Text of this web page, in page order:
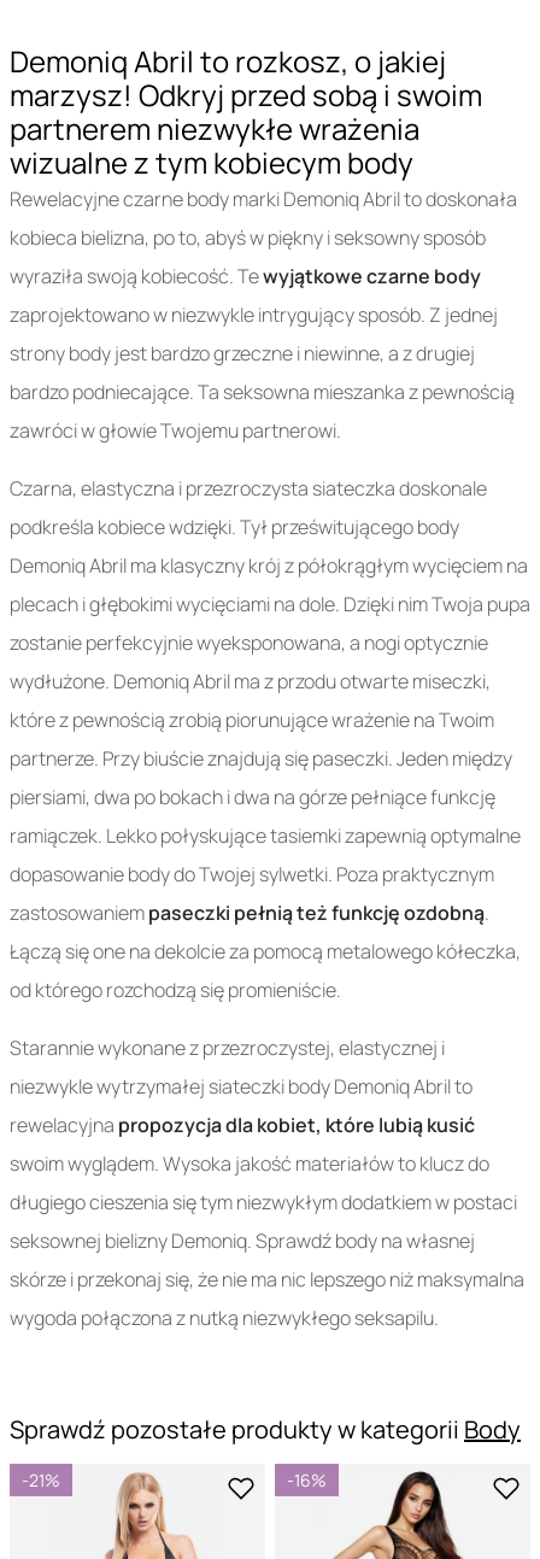
Demoniq Abril to rozkosz, o jakiej
marzysz! Odkryj przed sobą i swoim
partnerem niezwykłe wrażenia
wizualne z tym kobiecym body
Rewelacyjne czarne body marki Demoniq Abril to doskonała
kobieca bielizna, po to, abyś w piękny i seksowny sposób
wyraziła swoją kobiecość. Tewyjątkowe czarne body
zaprojektowano w niezwykle intrygujący sposób. Z jednej
strony body jest bardzo grzeczne i niewinne, a z drugiej
bardzo podniecające. Ta seksowna mieszanka z pewnością
zawróci w głowie Twojemu partnerowi.
Czarna, elastyczna i przezroczysta siateczka doskonale
podkreśla kobiece wdzięki. Tył prześwitującego body
Demoniq Abril ma klasyczny krój z półokrągłym wycięciem na
plecach i głębokimi wycięciami na dole. Dzięki nim Twoja pupa
zostanie perfekcyjnie wyeksponowana, a nogi optycznie
wydłużone. Demoniq Abril ma z przodu otwarte miseczki,
które z pewnością zrobią piorunujące wrażenie na Twoim
partnerze. Przy biuście znajdują się paseczki. Jeden między
piersiami, dwa po bokach i dwa na górze pełniące funkcję
ramiączek. Lekko połyskujące tasiemki zapewnią optymalne
dopasowanie body do Twojej sylwetki. Poza praktycznym
zastosowaniempaseczki pełnią też funkcję ozdobną.
Łączą się one na dekolcie za pomocą metalowego kółeczka,
od którego rozchodzą się promieniście.
Starannie wykonane z przezroczystej, elastycznej i
niezwykle wytrzymałej siateczki body Demoniq Abril to
rewelacyjna propozycja dla kobiet, które lubią kusić
swoim wyglądem. Wysoka jakość materiałów to klucz do
długiego cieszenia się tym niezwykłym dodatkiem w postaci
seksownej bielizny Demoniq. Sprawdź body na własnej
skórze i przekonaj się, że nie ma nic lepszego niż maksymalna
wygoda połączona z nutką niezwykłego seksapilu.
Sprawdź pozostałe produkty w kategorii Body
-21% -16%